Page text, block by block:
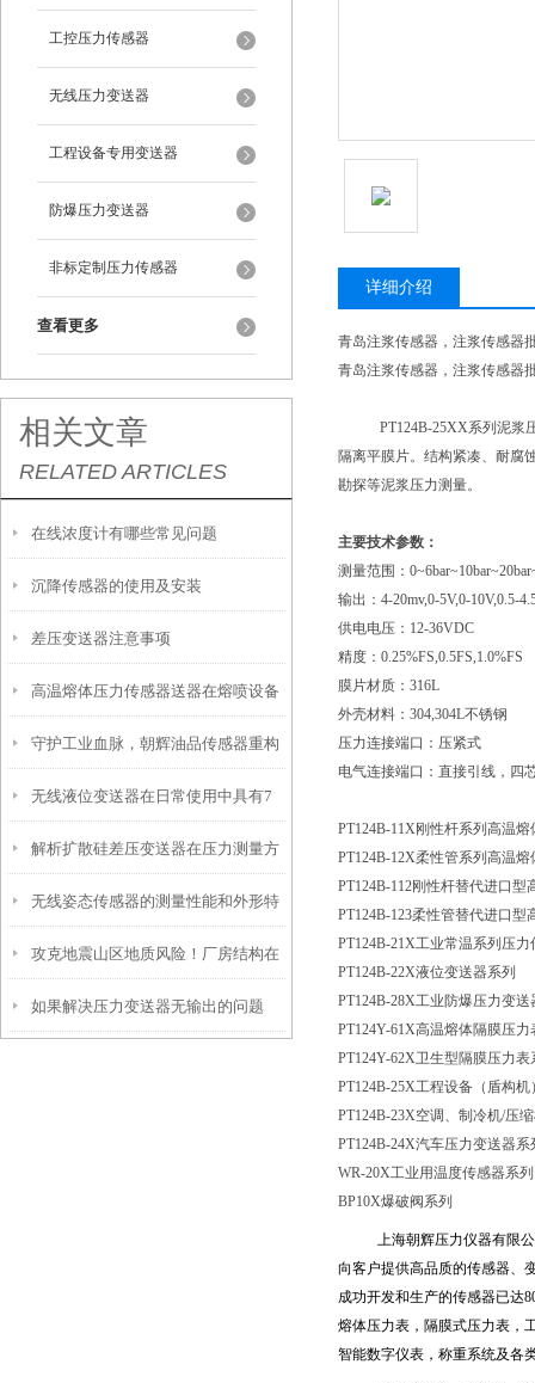
工控压力传感器
无线压力变送器
工程设备专用变送器
防爆压力变送器
非标定制压力传感器
查看更多
相关文章
RELATED ARTICLES
在线浓度计有哪些常见问题
沉降传感器的使用及安装
差压变送器注意事项
高温熔体压力传感器送器在熔喷设备
正确安装示意图
守护工业血脉，朝辉油品传感器重构
工业油液监测的感知革命
无线液位变送器在日常使用中具有7
大功能
解析扩散硅差压变送器在压力测量方
面的应用优势
无线姿态传感器的测量性能和外形特
点
攻克地震山区地质风险！厂房结构在
线安全监测解决方案应用
如果解决压力变送器无输出的问题
详细介绍
青岛注浆传感器，注浆传感器
青岛注浆传感器，注浆传感器
PT124B-25XX系列泥浆
隔离平膜片。结构紧凑、耐腐
勘探等泥浆压力测量。
主要技术参数：
测量范围：
输出： 4-20mv,0-5V,0-10V,0.5-
供电电压： 12-36VDC
精度： 0.25%FS,0.5FS,1.0%FS
膜片材质： 316L
外壳材料： 304,304L不锈钢
压力连接端口：压紧式
电气连接端口：直接引线，四
PT124B-11X刚性杆系列高温
PT124B-12X柔性管系列高温
PT124B-112刚性杆替代进口型
PT124B-123柔性管替代进口型
PT124B-21X工业常温系列压力
PT124B-22X液位变送器系列
PT124B-28X工业防爆压力变送
PT124Y-61X高温熔体隔膜压
PT124Y-62X卫生型隔膜压力表
PT124B-25X工程设备（盾构
PT124B-23X空调、制冷机/压
PT124B-24X汽车压力变送器系
WR-20X工业用温度传感器系列
BP10X爆破阀系列
上海朝辉压力仪器有限
向客户提供高品质的传感器、
成功开发和生产的传感器已达
熔体压力表，隔膜式压力表，
智能数字仪表，称重系统及各